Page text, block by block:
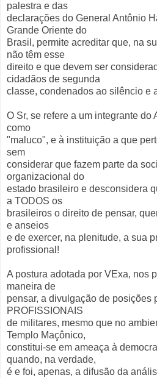
palestra e das
declarações do General Antônio
Grande Oriente do
Brasil, permite acreditar que, na
não têm esse
direito e que devem ser
cidadãos de segunda
classe, condenados ao silêncio e
O Sr, se refere a um integrante do
como
"maluco", e à instituição a que
sem
considerar que fazem parte da
organizacional do
estado brasileiro e desconsidera
a TODOS os
brasileiros o direito de pensar,
e anseios
e de exercer, na plenitude, a sua
profissional!
A postura adotada por VExa, nos
maneira de
pensar, a divulgação de posições
PROFISSIONAIS
de militares, mesmo que no
Templo Maçônico,
constitui-se em ameaça à
quando, na verdade,
é e foi, apenas, a difusão da